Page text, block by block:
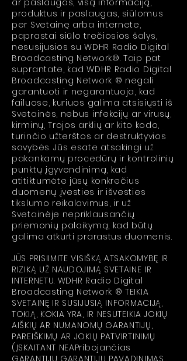
ar paslaugas, visą informaciją,
produktus ir paslaugas, siūlomus
per Svetainę arba internete,
paprastai siūlo trečiosios šalys,
nesusijusios su WDHR Radio Digital
Broadcasting Network®. Taip pat
suprantate, kad WDHR Radio Digital
Broadcasting Network ® negali
garantuoti ir negarantuoja, kad
failuose, kuriuos galima atsisiųsti iš
Svetainės, nebus infekcijų ar virusų,
kirminų, Trojos arklių ar kito kodo,
turinčio užterštos ar destruktyvios
savybės. Jūs esate atsakingi už
pakankamų procedūrų ir kontrolinių
punktų įgyvendinimą, kad
atitiktumėte jūsų konkrečius
duomenų įvesties ir išvesties
tikslumo reikalavimus, ir už
Svetainėje nepriklausančių
priemonių palaikymą, kad būtų
galima atkurti prarastus duomenis.
JŪS PRISIIMITE VISIŠKĄ ATSAKOMYBĘ IR
RIZIKĄ UŽ NAUDOJIMĄ SVETAINE IR
INTERNETU. WDHR Radio Digital
Broadcasting Network ® TEIKIA
SVETAINĘ IR SUSIJUSIĄ INFORMACIJĄ,
TOKIĄ, KOKIA YRA, IR NESUTEIKIA JOKIŲ
AIŠKIŲ AR NUMANOMŲ GARANTIJŲ,
PAREIŠKIMŲ AR JOKIŲ PATVIRTINIMŲ
(ĮSKAITANT NEAPribojančias
GARANTIJŲ GARANTIJŲ PAVADINIMAS